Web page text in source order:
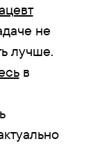
не
лучше.
в